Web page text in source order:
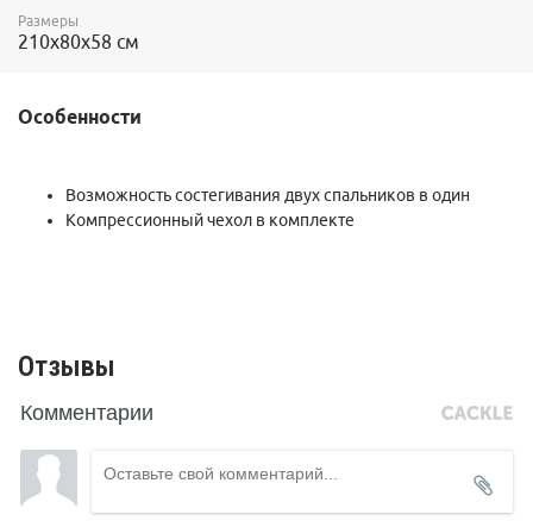
Размеры
210х80х58 см
Особенности
Возможность состегивания двух спальников в один
Компрессионный чехол в комплекте
Отзывы
Комментарии